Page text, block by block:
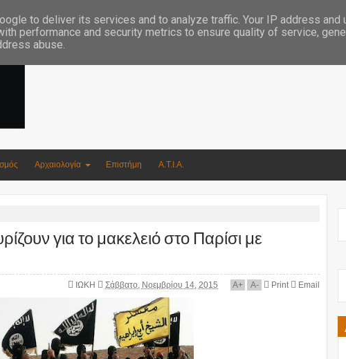
Αρχαιολογία Επιστήμη Α.Τ.Ι.Α.
για το μακελειό στο Παρίσι με
ΙΩΚΗ Σάββατο, Νοεμβρίου 14, 2015 A+ A- Print Email
to deliver its services and to analyze traffic. Your IP address and
performance and security metrics to ensure quality of service,
abuse.